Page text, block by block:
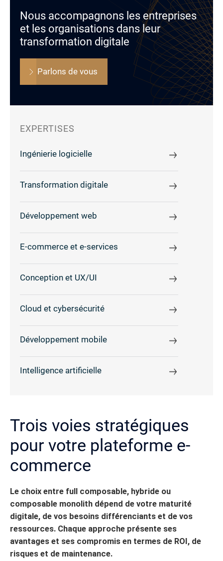
Nous accompagnons les entreprises
et les organisations dans leur
transformation digitale
Parlons de vous
EXPERTISES
Ingénierie logicielle
Transformation digitale
Développement web
E-commerce et e-services
Conception et UX/UI
Cloud et cybersécurité
Développement mobile
Intelligence artificielle
Trois voies stratégiques
pour votre plateforme e-
commerce
Le choix entre full composable, hybride ou
composable monolith dépend de votre maturité
digitale, de vos besoins différenciants et de vos
ressources. Chaque approche présente ses
avantages et ses compromis en termes de ROI, de
risques et de maintenance.